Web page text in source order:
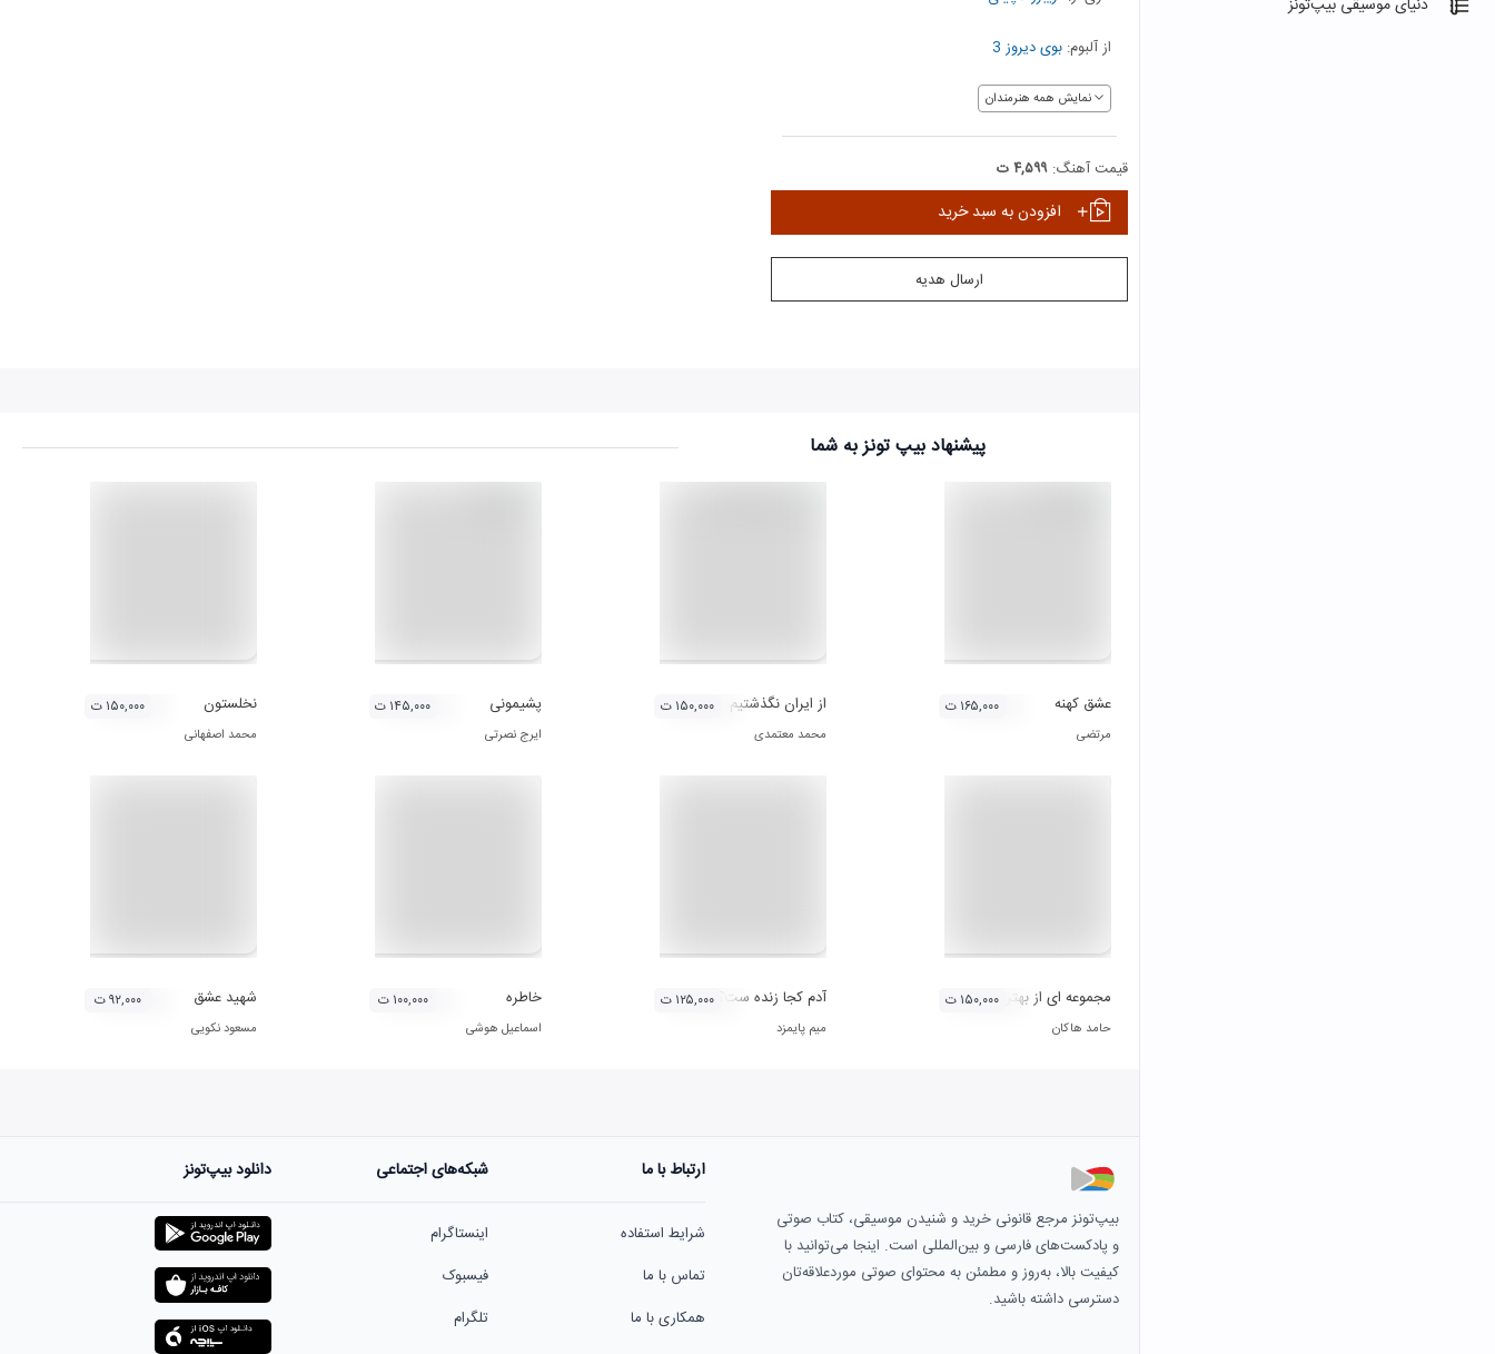
دنیای موسیقی بیپ‌تونز
از آلبوم: بوی دیروز 3
نمایش همه هنرمندان
قیمت آهنگ: ۴,۵۹۹ ت
افزودن به سبد خرید
ارسال هدیه
پیشنهاد بیپ تونز به شما
عشق کهنه
مرتضی
۱۶۵,۰۰۰ ت از ایران نگذشتیم
محمد معتمدی
۱۵۰,۰۰۰ ت پشیمونی
ایرج نصرتی
۱۴۵,۰۰۰ ت نخلستون
محمد اصفهانی
۱۵۰,۰۰۰ ت
مجموعه ای از بهترین آثار حامد هاکان
حامد هاکان
۱۵۰,۰۰۰ ت آدم کجا زنده ست؟
میم پایمزد
۱۲۵,۰۰۰ ت خاطره
اسماعیل هوشی
۱۰۰,۰۰۰ ت شهید عشق
مسعود نکویی
۹۲,۰۰۰ ت
بیپ‌تونز مرجع قانونی خرید و شنیدن موسیقی، کتاب صوتی
و پادکست‌های فارسی و بین‌المللی است. اینجا می‌توانید با
کیفیت بالا، به‌روز و مطمئن به محتوای صوتی موردعلاقه‌تان
دسترسی داشته باشید.
ارتباط با ما
شرایط استفاده
تماس با ما
همکاری با ما
شبکه‌های اجتماعی
اینستاگرام
فیسبوک
تلگرام
دانلود بیپ‌تونز